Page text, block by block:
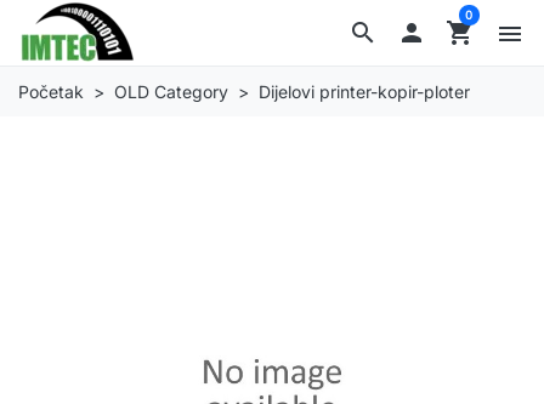
search  shopping_cart
0
menu
Početak OLD Category Dijelovi printer-kopir-ploter